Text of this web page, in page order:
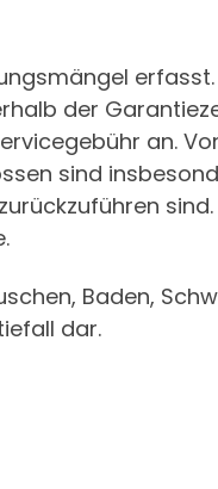
der
an.
sind
Baden,
dar.